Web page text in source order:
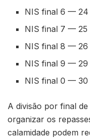
NIS final 6 — 24
NIS final 7 — 25
NIS final 8 — 26
NIS final 9 — 29
NIS final 0 — 30
A divisão por final
organizar os
calamidade podem